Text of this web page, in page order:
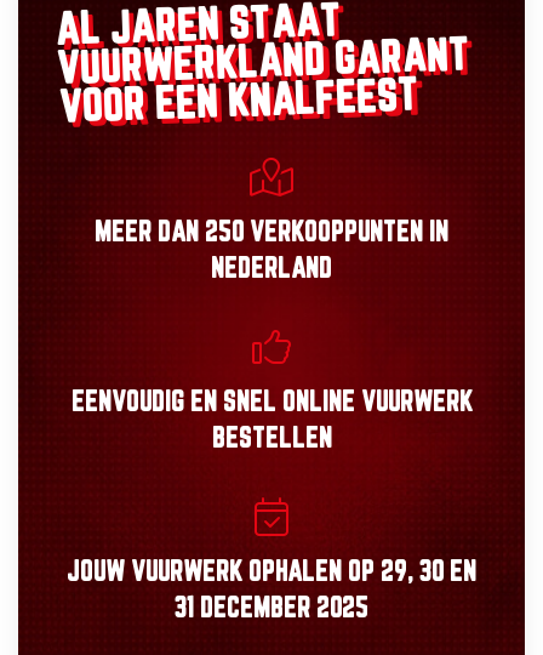
AL JAREN STAAT
VUURWERKLANDGARANT
VOOR EEN KNALFEEST
MEER DAN 250 VERKOOPPUNTEN
IN
NEDERLAND
EENVOUDIGEN SNEL ONLINE VUURWERK
BESTELLEN
JOUW VUURWERK OPHALEN OP 29, 30 EN
31 DECEMBER 2025